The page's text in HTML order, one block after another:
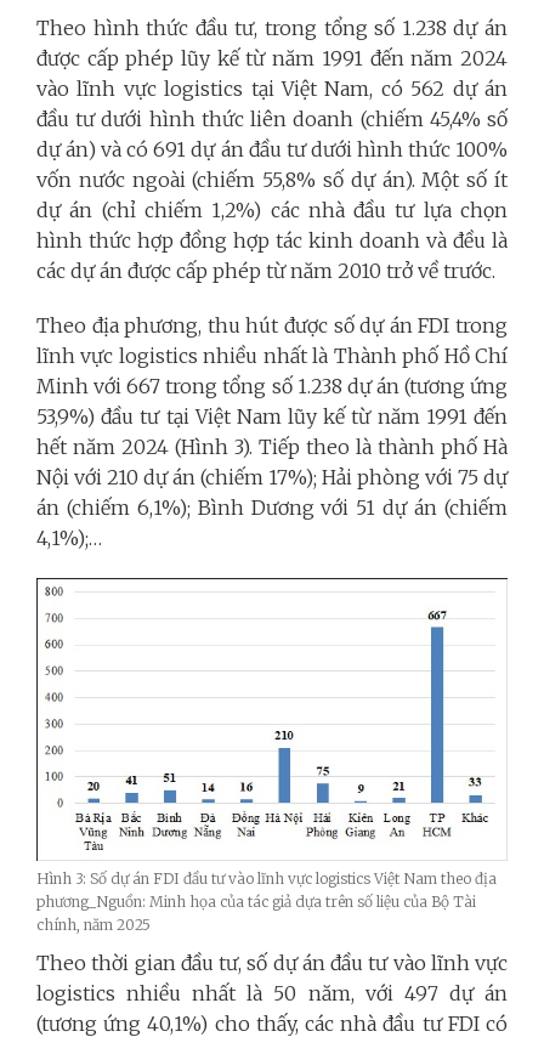
Theo hình thức đầu tư, trong tổng số 1.238 dự án
được cấp phép lũy kế từ năm 1991 đến năm 2024
vào lĩnh vực logistics tại Việt Nam, có 562 dự án
đầu tư dưới hình thức liên doanh (chiếm 45,4% số
dự án) và có 691 dự án đầu tư dưới hình thức 100%
vốn nước ngoài (chiếm 55,8% số dự án). Một số ít
dự án (chỉ chiếm 1,2%) các nhà đầu tư lựa chọn
hình thức hợp đồng hợp tác kinh doanh và đều là
các dự án được cấp phép từ năm 2010 trở về trước.
Theo địa phương, thu hút được số dự án FDI trong
lĩnh vực logistics nhiều nhất là Thành phố Hồ Chí
Minh với 667 trong tổng số 1.238 dự án (tương ứng
53,9%) đầu tư tại Việt Nam lũy kế từ năm 1991 đến
hết năm 2024 (Hình 3). Tiếp theo là thành phố Hà
Nội với 210 dự án (chiếm 17%); Hải phòng với 75 dự
án (chiếm 6,1%); Bình Dương với 51 dự án (chiếm
4,1%);…
Hình 3: Số dự án FDI đầu tư vào lĩnh vực logistics Việt Nam theo địa
phương_Nguồn: Minh họa của tác giả dựa trên số liệu của Bộ Tài
chính, năm 2025
Theo thời gian đầu tư, số dự án đầu tư vào lĩnh vực
logistics nhiều nhất là 50 năm, với 497 dự án
(tương ứng 40,1%) cho thấy, các nhà đầu tư FDI có